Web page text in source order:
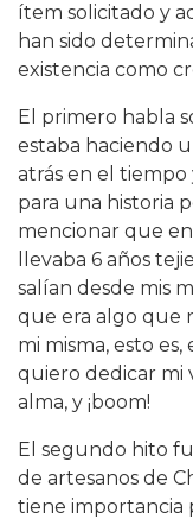
ítem solicitado y
han sido
existencia como
El primero habla
estaba haciendo
atrás en el tiempo
para una historia
mencionar que
llevaba 6 años
salían desde mis
que era algo que
mi misma, esto
quiero dedicar mi
alma, y ¡boom!
El segundo hito
de artesanos de
tiene importancia